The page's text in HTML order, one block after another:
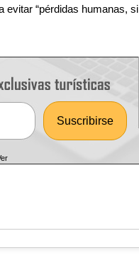
“pérdidas humanas,